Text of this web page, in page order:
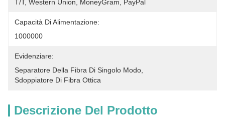
T/T, Western Union, MoneyGram, PayPal
Capacità Di Alimentazione:
1000000
Evidenziare:
Separatore Della Fibra Di Singolo Modo
Sdoppiatore Di Fibra Ottica
Descrizione Del Prodotto